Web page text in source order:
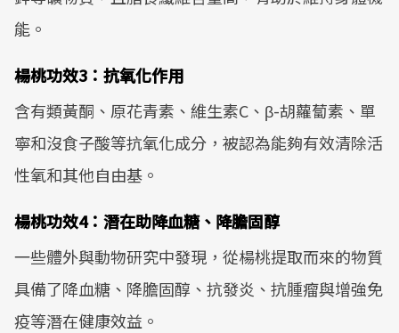
能。
楊桃功效3：抗氧化作用
含有類黃酮、原花青素、維生素C、β-胡蘿蔔素、單
寧和沒食子酸等抗氧化成分，被認為能夠有效清除活
性氧和其他自由基。
楊桃功效4：潛在助降血糖、降膽固醇
一些體外與動物研究中發現，從楊桃提取而來的物質
具備了降血糖、降膽固醇、抗發炎、抗腫瘤與增強免
疫等潛在健康效益。